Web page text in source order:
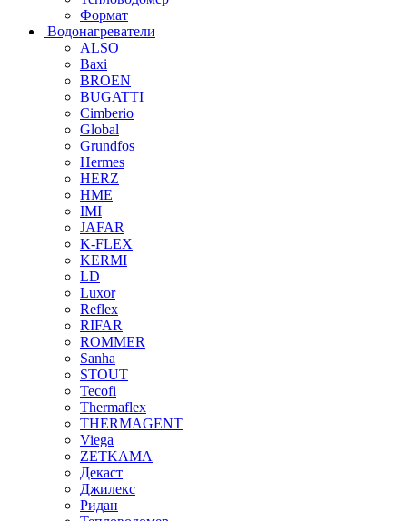
Формат
Водонагреватели
ALSO
Baxi
BROEN
BUGATTI
Cimberio
Global
Grundfos
Hermes
HERZ
HME
IMI
JAFAR
K-FLEX
KERMI
LD
Luxor
Reflex
RIFAR
ROMMER
Sanha
STOUT
Tecofi
Thermaflex
THERMAGENT
Viega
ZETKAMA
Декаст
Джилекс
Ридан